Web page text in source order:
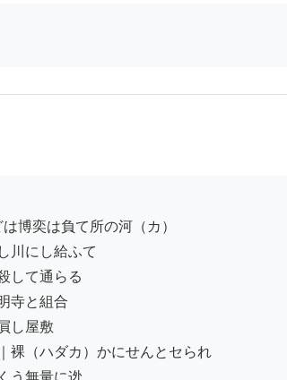
川にし給ふて
して通らるゝ
寺と組合
し屋敷
裸（ハダカ）かにせんとセられ